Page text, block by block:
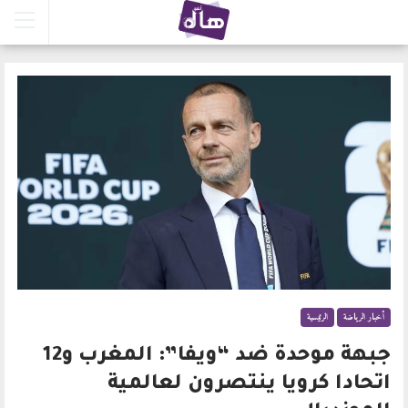
أخبار الرياضة الرئيسية
جبهة موحدة ضد “ويفا”: المغرب و12
اتحادا كرويا ينتصرون لعالمية